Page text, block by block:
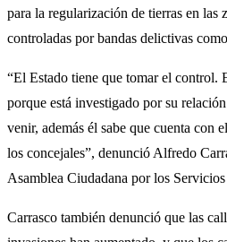
para la regularización de tierras en las
controladas por bandas delictivas
“El Estado tiene que tomar el control.
porque está investigado por su
venir, además él sabe que cuenta con
los concejales”, denunció Alfredo
Asamblea Ciudadana por los
Carrasco también denunció que las